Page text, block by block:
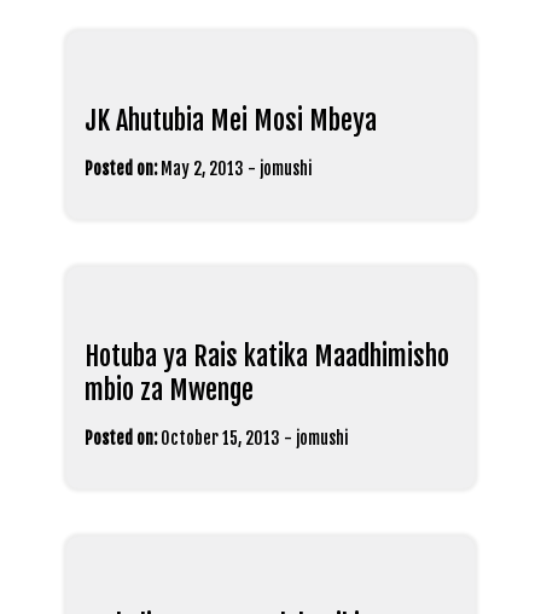
JK Ahutubia Mei Mosi Mbeya
Posted on: May 2, 2013 - jomushi
Hotuba ya Rais katika Maadhimisho
mbio za Mwenge
Posted on: October 15, 2013 - jomushi